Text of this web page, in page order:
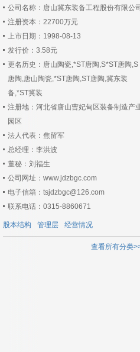
公司名称：唐山冀东装备工程股份有限公司
注册资本：22700万元
上市日期：1998-08-13
发行价：3.58元
更名历史：唐山陶瓷,*ST唐陶,S*ST唐陶,S
唐陶,唐山陶瓷,*ST唐陶,ST唐陶,冀东装
备,*ST冀装
注册地：河北省唐山曹妃甸区装备制造产
园区
法人代表：焦留军
总经理：李洪波
董秘：刘福生
公司网址：www.jdzbgc.com
电子信箱：tsjdzbgc@126.com
联系电话：0315-8860671
股本结构 管理层 经营情况
查看所有分类